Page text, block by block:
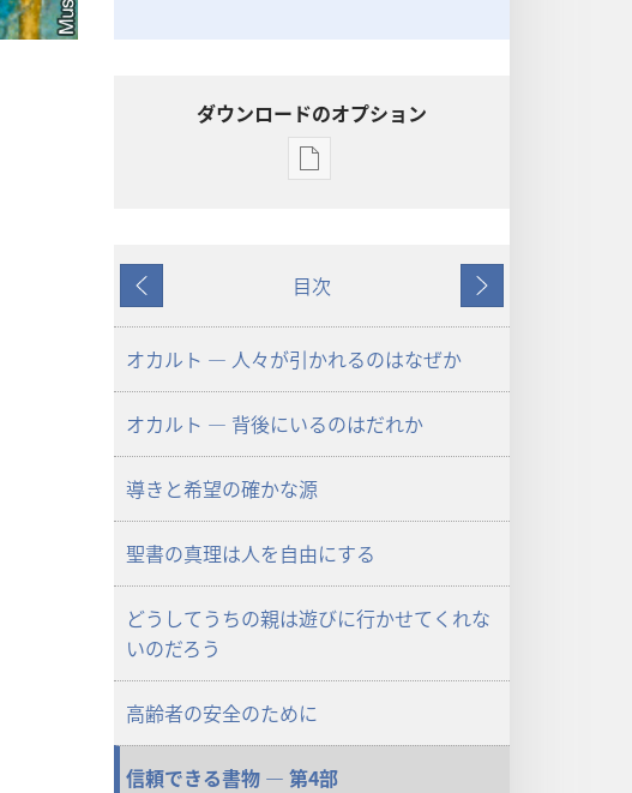
ダウンロードのオプション
出
ダ
ウ
ン
ド
オ
ショ
「目
ざ
め
2011
年
2
月
戻
る
目次
次
へ
オカルト ― 人々が引かれるのはなぜか
オカルト ― 背後にいるのはだれか
導きと希望の確かな源
聖書の真理は人を自由にする
どうしてうちの親は遊びに行かせてくれな
いのだろう
高齢者の安全のために
信頼できる書物 ― 第4部